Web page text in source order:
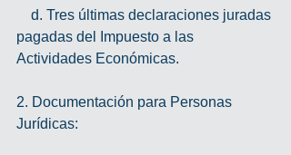
pagadas del Impuesto a las
Actividades Económicas.
2. Documentación para Personas
Jurídicas: